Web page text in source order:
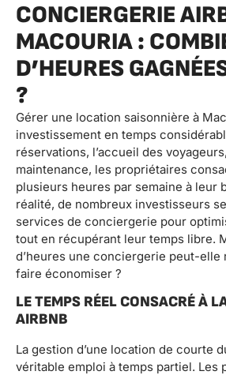
CONCIERGERIE
MACOURIA :
D’HEURES
?
Gérer une location saisonnière à
investissement en temps
réservations, l’accueil des
maintenance, les propriétaires
plusieurs heures par semaine à leur
réalité, de nombreux investisseurs
services de conciergerie pour
tout en récupérant leur temps libre.
d’heures une conciergerie peut-elle
faire économiser ?
LE TEMPS RÉEL CONSACRÉ À
AIRBNB
La gestion d’une location de courte
véritable emploi à temps partiel. Les